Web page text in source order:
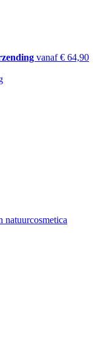
vanaf € 64,90
natuurcosmetica